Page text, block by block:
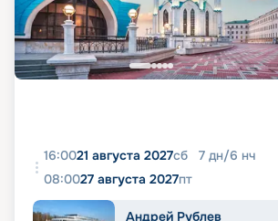
16:0021 августа 2027сб 7 дн/6 нч
08:0027 августа 2027пт
Андрей Рублев